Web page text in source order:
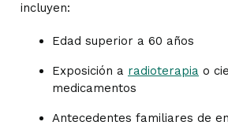
incluyen:
Edad superior a 60 años
Exposición a radioterapia o
medicamentos
Antecedentes familiares de